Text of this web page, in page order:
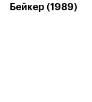
Бейкер (1989)